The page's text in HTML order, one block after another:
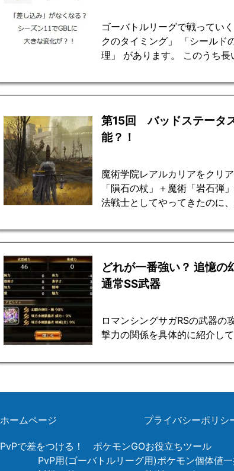
ゴーバトルリーグで戦ってい
クのタイミング」 「シールド
理」 があります。 このうち
第15回 バッドステータ
能？！
魔術学院レアルカリアをクリ
「隕石の杖」＋魔術「岩石弾
法戦士としてやってきたのに
どれが一番強い？ 追憶の
通常SS武器
ロマンシングサガRSの武器の
撃力の関係を具体的に紹介して
ホームページ プライバシーポリシ
PvPで差をつける！ ポケモンGOお役立ちツール
PvP用(ゴーバトルリーグ用)ポケモン個体値